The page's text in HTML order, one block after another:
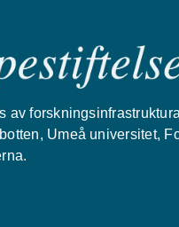
av
Umeå universitet,